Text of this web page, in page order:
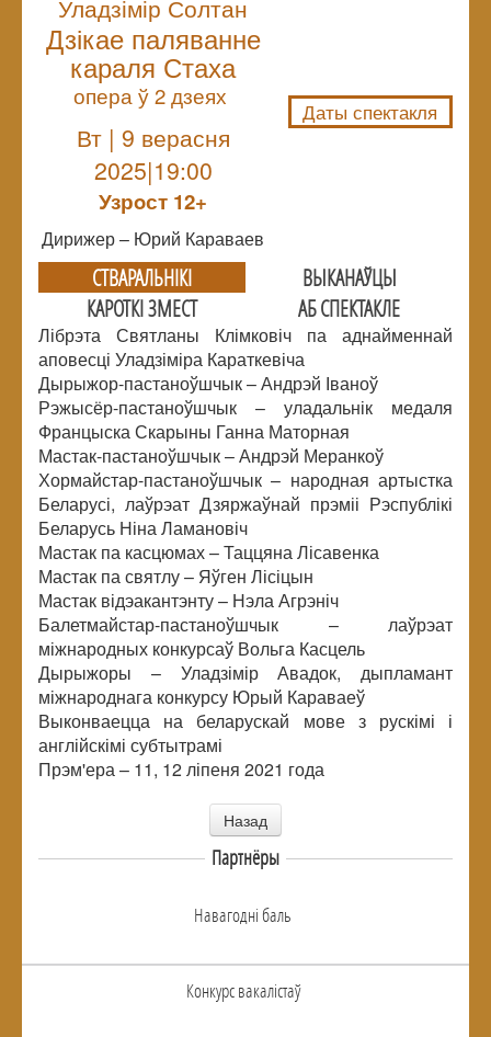
Уладзімір Солтан
Дзікае паляванне
караля Стаха
опера ў 2 дзеях
Вт | 9 верасня
2025|19:00
Узрoст 12+
Дирижер – Юрий Караваев
Даты спектакля
СТВАРАЛЬНIКI
ВЫКАНАЎЦЫ
КАРОТКІ ЗМЕСТ
АБ СПЕКТАКЛЕ
Лібрэта Святланы Клімковіч па аднайменнай
аповесці Уладзіміра Караткевіча
Дырыжор-пастаноўшчык – Андрэй Іваноў
Рэжысёр-пастаноўшчык – уладальнік медаля
Францыска Скарыны Ганна Маторная
Мастак-пастаноўшчык – Андрэй Меранкоў
Хормайстар-пастаноўшчык – народная артыстка
Беларусі, лаўрэат Дзяржаўнай прэміі Рэспублікі
Беларусь Ніна Ламановіч
Мастак па касцюмах – Таццяна Лісавенка
Мастак па святлу – Яўген Лісіцын
Мастак відэакантэнту – Нэла Агрэніч
Балетмайстар-пастаноўшчык – лаўрэат
міжнародных конкурсаў Вольга Касцель
Дырыжоры – Уладзімір Авадок, дыпламант
міжнароднага конкурсу Юрый Караваеў
Выконваецца на беларускай мове з рускімі і
англійскімі субтытрамі
Прэм'ера – 11, 12 ліпеня 2021 года
Назад
Партнёры
Навагоднi баль
Конкурс вакалiстаў